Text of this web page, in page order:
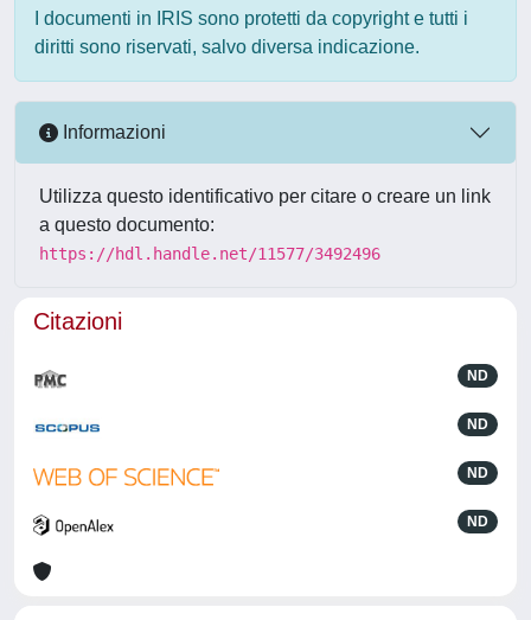
I documenti in IRIS sono protetti da copyright e tutti i
diritti sono riservati, salvo diversa indicazione.
Informazioni
Utilizza questo identificativo per citare o creare un link
a questo documento:
https://hdl.handle.net/11577/3492496
Citazioni
ND
ND
ND
ND